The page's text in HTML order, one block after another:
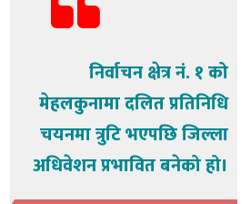
निर्वाचन क्षेत्र नं. १ को
मेहलकुनामा दलित प्रतिनिधि
चयनमा त्रुटि भएपछि जिल्ला
अधिवेशन प्रभावित बनेको हो।